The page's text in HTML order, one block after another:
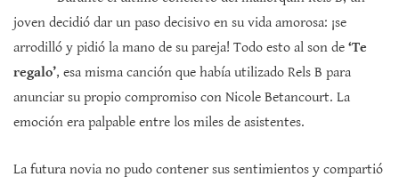
joven decidió dar un paso decisivo en su vida amorosa: ¡se
arrodilló y pidió la mano de su pareja! Todo esto al son de ‘Te
regalo’, esa misma canción que había utilizado Rels B para
anunciar su propio compromiso con Nicole Betancourt. La
emoción era palpable entre los miles de asistentes.
La futura novia no pudo contener sus sentimientos y compartió